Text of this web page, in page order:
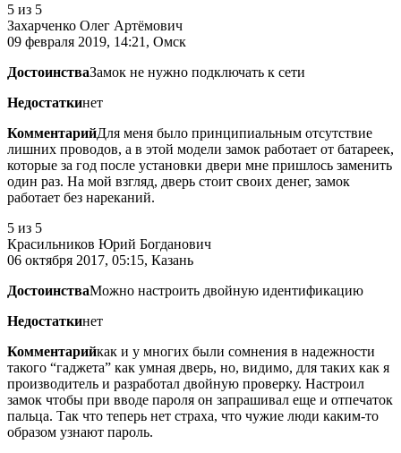
5 из 5
Захарченко Олег Артёмович
09 февраля 2019, 14:21, Омск
ДостоинстваЗамок не нужно подключать к сети
Недостаткинет
КомментарийДля меня было принципиальным отсутствие
лишних проводов, а в этой модели замок работает от батареек,
которые за год после установки двери мне пришлось заменить
один раз. На мой взгляд, дверь стоит своих денег, замок
работает без нареканий.
5 из 5
Красильников Юрий Богданович
06 октября 2017, 05:15, Казань
ДостоинстваМожно настроить двойную идентификацию
Недостаткинет
Комментарийкак и у многих были сомнения в надежности
такого “гаджета” как умная дверь, но, видимо, для таких как я
производитель и разработал двойную проверку. Настроил
замок чтобы при вводе пароля он запрашивал еще и отпечаток
пальца. Так что теперь нет страха, что чужие люди каким-то
образом узнают пароль.